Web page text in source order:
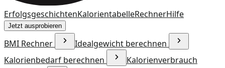
ErfolgsgeschichtenKalorientabelleRechnerHilfe
Jetzt ausprobieren
BMI Rechner
Idealgewicht berechnen
Kalorienbedarf berechnen
Kalorienverbrauch